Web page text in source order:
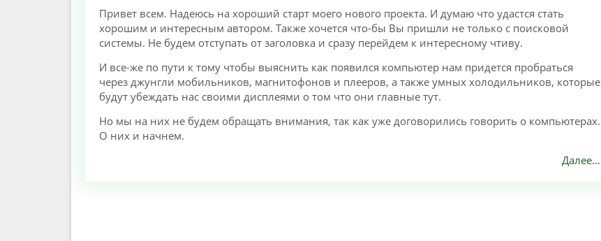
Привет всем. Надеюсь на хороший старт моего нового проекта. И думаю что удастся стать
хорошим и интересным автором. Также хочется что-бы Вы пришли не только с поисковой
системы. Не будем отступать от заголовка и сразу перейдем к интересному чтиву.
И все-же по пути к тому чтобы выяснить как появился компьютер нам придется пробраться
через джунгли мобильников, магнитофонов и плееров, а также умных холодильников, которые
будут убеждать нас своими дисплеями о том что они главные тут.
Но мы на них не будем обращать внимания, так как уже договорились говорить о компьютерах.
О них и начнем.
Далее...